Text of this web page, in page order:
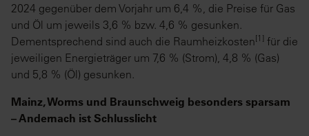
2024 gegenüber dem Vorjahr um 6,4 %, die Preise für Gas
und Öl um jeweils 3,6 % bzw. 4,6 % gesunken.
Dementsprechend sind auch die Raumheizkosten[1] für die
jeweiligen Energieträger um 7,6 % (Strom), 4,8 % (Gas)
und 5,8 % (Öl) gesunken.
Mainz, Worms und Braunschweig besonders sparsam
– Andernach ist Schlusslicht